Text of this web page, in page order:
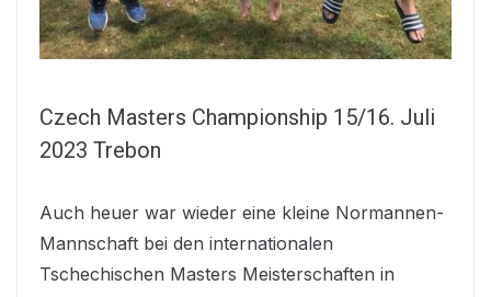
Czech Masters Championship 15/16. Juli
2023 Trebon
Auch heuer war wieder eine kleine Normannen-
Mannschaft bei den internationalen
Tschechischen Masters Meisterschaften in